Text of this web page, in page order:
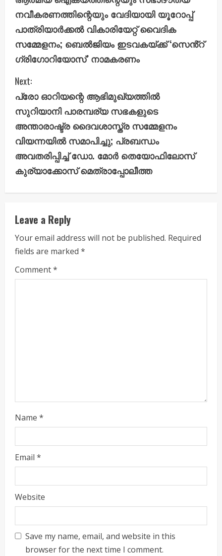
o
n
t
i
n
u
e
R
e
a
d
i
n
g
നവീകരണത്തിന്റെയും വേദിയായി യൂറോപ്പ്
പാത്രിയാർക്കൽ വികാരിയേറ്റ് വൈദിക
സമ്മേളനം; ബെൽജിയം ഇടവകയ്ക്ക് ‘സെൻ്റ്
ഗ്രിഗോറിയോസ്’ നാമകരണം
Next:
പ്രോ ഓറിയന്റെ ആഭിമുഖ്യത്തിൽ
സുറിയാനി പാരമ്പര്യ സഭകളുടെ
അന്താരാഷ്ട്ര ദൈവശാസ്ത്ര സമ്മേളനം
വിയന്നയിൽ സമാപിച്ചു; പ്രബന്ധം
അവതരിപ്പിച്ച് ഡോ. മോർ തെയോഫിലോസ്
കുര്യാക്കോസ് മെത്രാപ്പോലീത്ത
Leave a Reply
Your email address will not be published. Required
fields are marked *
Comment*
Name *
Email *
Website
Save my name, email, and website in this
browser for the next time I comment.